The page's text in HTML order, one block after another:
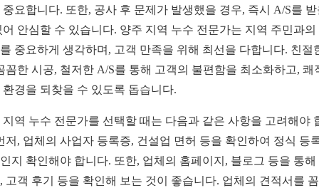
중요합니다. 또한, 공사 후 문제가 발생했을 경우, 즉시 A/S를
어 안심할 수 있습니다. 양주 지역 누수 전문가는 지역 주민과의
중요하게 생각하며, 고객 만족을 위해 최선을 다합니다. 친절
꼼한 시공, 철저한 A/S를 통해 고객의 불편함을 최소화하고, 쾌
환경을 되찾을 수 있도록 돕습니다.
지역 누수 전문가를 선택할 때는 다음과 같은 사항을 고려해야
저, 업체의 사업자 등록증, 건설업 면허 등을 확인하여 정식 등
지 확인해야 합니다. 또한, 업체의 홈페이지, 블로그 등을 통해
고객 후기 등을 확인해 보는 것이 좋습니다. 업체의 견적서를